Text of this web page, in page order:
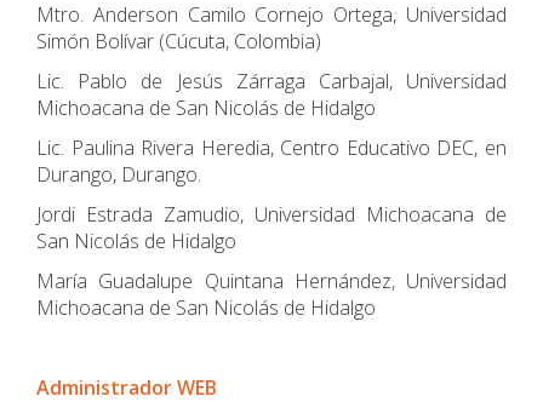
Mtro. Anderson Camilo Cornejo Ortega, Universidad
Simón Bolívar (Cúcuta, Colombia)
Lic. Pablo de Jesús Zárraga Carbajal, Universidad
Michoacana de San Nicolás de Hidalgo
Lic. Paulina Rivera Heredia, Centro Educativo DEC, en
Durango, Durango.
Jordi Estrada Zamudio, Universidad Michoacana de
San Nicolás de Hidalgo
María Guadalupe Quintana Hernández, Universidad
Michoacana de San Nicolás de Hidalgo
Administrador WEB